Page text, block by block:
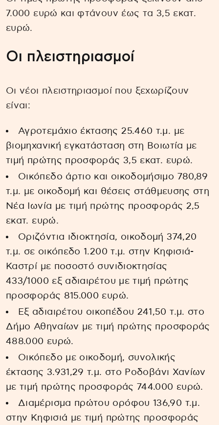
7.000 ευρώ και φτάνουν έως τα 3,5 εκατ.
ευρώ.
Οι πλειστηριασμοί
Οι νέοι πλειστηριασμοί που ξεχωρίζουν
είναι:
Αγροτεμάχιο έκτασης 25.460 τ.μ. με
βιομηχανική εγκατάσταση στη Βοιωτία με
τιμή πρώτης προσφοράς 3,5 εκατ. ευρώ.
Οικόπεδο άρτιο και οικοδομήσιμο 780,89
τ.μ. με οικοδομή και θέσεις στάθμευσης στη
Νέα Ιωνία με τιμή πρώτης προσφοράς 2,5
εκατ. ευρώ.
Οριζόντια ιδιοκτησία, οικοδομή 374,20
τ.μ. σε οικόπεδο 1.200 τ.μ. στην Κηφισιά-
Καστρί με ποσοστό συνιδιοκτησίας
433/1000 εξ αδιαιρέτου με τιμή πρώτης
προσφοράς 815.000 ευρώ.
Εξ αδιαιρέτου οικοπέδου 241,50 τ.μ. στο
Δήμο Αθηναίων με τιμή πρώτης προσφοράς
488.000 ευρώ.
Οικόπεδο με οικοδομή, συνολικής
έκτασης 3.931,29 τ.μ. στο Ροδοβάνι Χανίων
με τιμή πρώτης προσφοράς 744.000 ευρώ.
Διαμέρισμα πρώτου ορόφου 136,90 τ.μ.
στην Κηφισιά με τιμή πρώτης προσφοράς